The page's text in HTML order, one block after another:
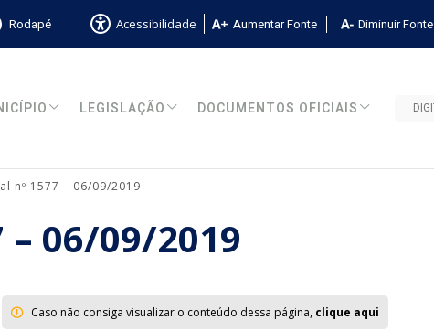
Rodapé Acessibilidade Aumentar Fonte Diminuir Fonte
LEGISLAÇÃO DOCUMENTOS OFICIAIS
nº 1577 – 06/09/2019
06/09/2019
Caso não consiga visualizar o conteúdo dessa página, clique aqui